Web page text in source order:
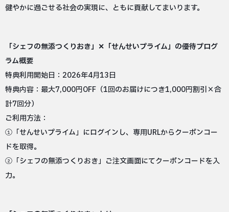
健やかに過ごせる社会の実現に、ともに貢献してまいります。
「シェフの無添つくりおき」✕「せんせいプライム」の優待プログ
ラム概要
特典利用開始日：2026年4月13日
特典内容：最大7,000円OFF（1回のお届けにつき1,000円割引×合
計7回分）
ご利用方法：
①「せんせいプライム」にログインし、専用URLからクーポンコー
ドを取得。
②「シェフの無添つくりおき」ご注文画面にてクーポンコードを入
力。